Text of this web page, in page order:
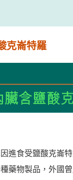
克崙特羅
進食受鹽酸克崙
藥物製品，外國